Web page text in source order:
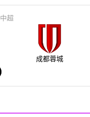
中超
成都蓉城